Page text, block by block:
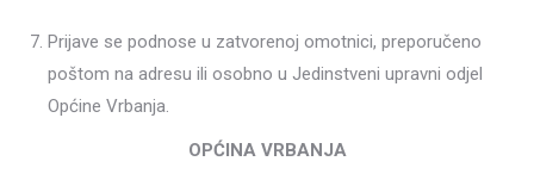
Prijave se podnose u zatvorenoj omotnici, preporučeno
poštom na adresu ili osobno u Jedinstveni upravni odjel
Općine Vrbanja.
OPĆINA VRBANJA